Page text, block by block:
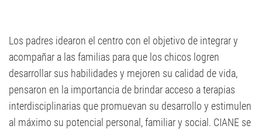
Los padres idearon el centro con el objetivo de integrar y
acompañar a las familias para que los chicos logren
desarrollar sus habilidades y mejoren su calidad de vida,
pensaron en la importancia de brindar acceso a terapias
interdisciplinarias que promuevan su desarrollo y estimulen
al máximo su potencial personal, familiar y social. CIANE se